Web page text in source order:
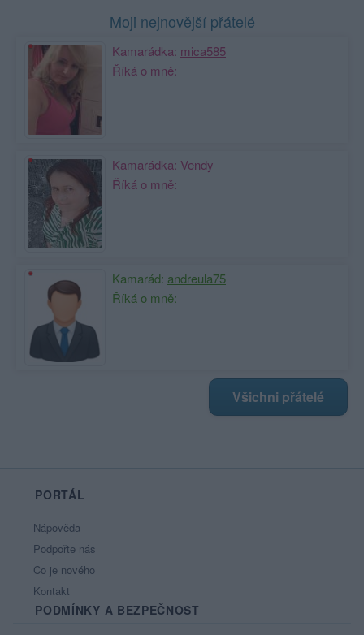
Moji nejnovější přátelé
Kamarádka: mica585
Říká o mně:
Kamarádka: Vendy
Říká o mně:
Kamarád: andreula75
Říká o mně:
Všichni přátelé
PORTÁL
Nápověda
Podpořte nás
Co je nového
Kontakt
PODMÍNKY A BEZPEČNOST